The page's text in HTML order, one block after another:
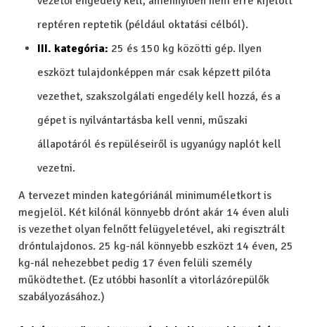
reptéren reptetik (például oktatási célból).
III. kategória: 25 és 150 kg közötti gép. Ilyen
eszközt tulajdonképpen már csak képzett pilóta
vezethet, szakszolgálati engedély kell hozzá, és a
gépet is nyilvántartásba kell venni, műszaki
állapotáról és repüléseiről is ugyanúgy naplót kell
vezetni.
A tervezet minden kategóriánál minimuméletkort is
megjelöl. Két kilónál könnyebb drónt akár 14 éven aluli
is vezethet olyan felnőtt felügyeletével, aki regisztrált
dróntulajdonos. 25 kg-nál könnyebb eszközt 14 éven, 25
kg-nál nehezebbet pedig 17 éven felüli személy
működtethet. (Ez utóbbi hasonlít a vitorlázórepülők
szabályozásához.)